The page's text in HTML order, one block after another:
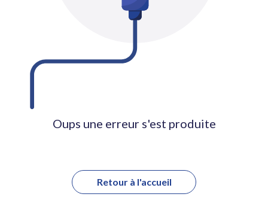
Oups une erreur s'est produite
Retour à l'accueil